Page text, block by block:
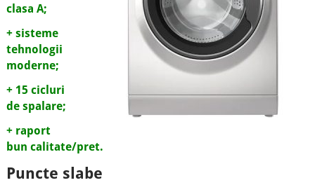
clasa A;
+ sisteme
tehnologii
moderne;
+ 15 cicluri
de spalare;
+ raport
bun calitate/pret.
Puncte slabe